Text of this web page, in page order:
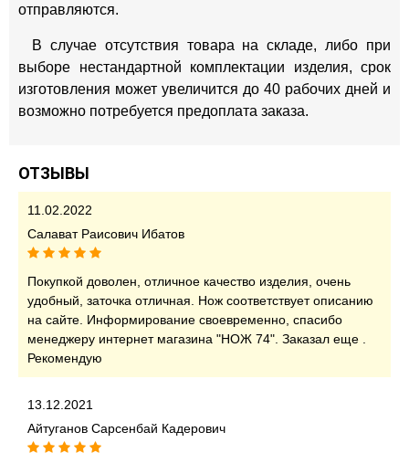
отправляются.
В случае отсутствия товара на складе, либо при
выборе нестандартной комплектации изделия, срок
изготовления может увеличится до 40 рабочих дней и
возможно потребуется предоплата заказа.
ОТЗЫВЫ
11.02.2022
Салават Раисович Ибатов
Покупкой доволен, отличное качество изделия, очень
удобный, заточка отличная. Нож соответствует описанию
на сайте. Информирование своевременно, спасибо
менеджеру интернет магазина "НОЖ 74". Заказал еще .
Рекомендую
13.12.2021
Айтуганов Сарсенбай Кадерович